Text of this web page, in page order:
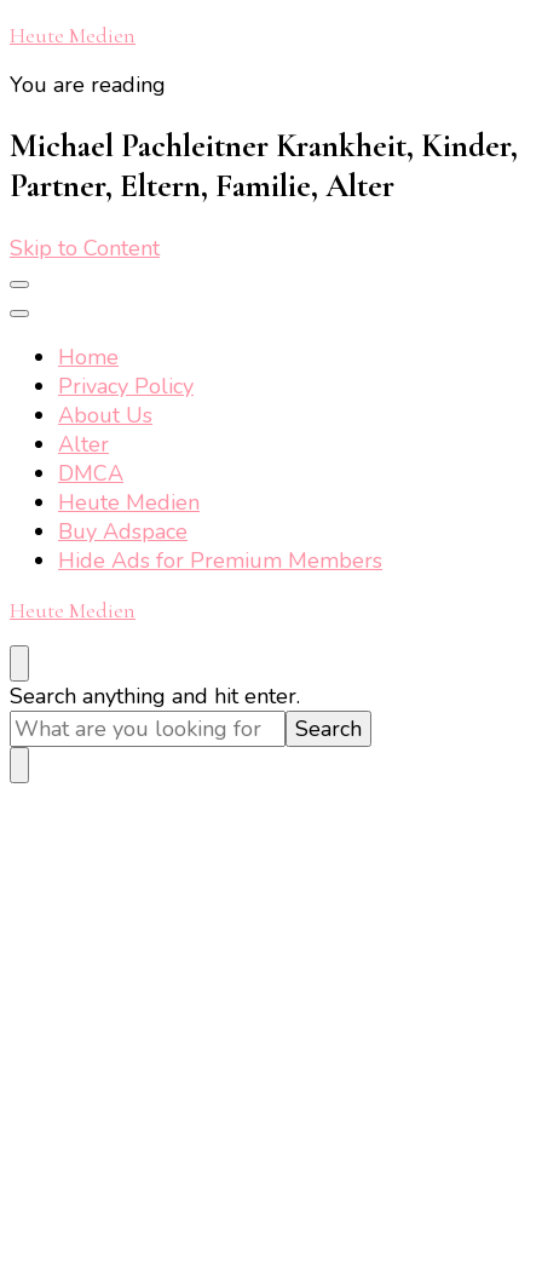
Heute Medien
You are reading
Michael Pachleitner Krankheit, Kinder,
Partner, Eltern, Familie, Alter
Skip to Content
Home
Privacy Policy
About Us
Alter
DMCA
Heute Medien
Buy Adspace
Hide Ads for Premium Members
Heute Medien
Looking
for
Something?
Search anything and hit enter.